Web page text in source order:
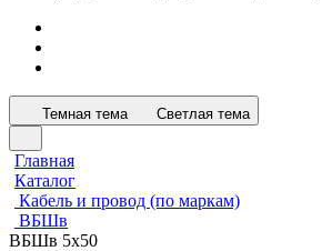
Темная тема Светлая тема
Главная
Каталог
Кабель и провод (по маркам)
ВБШв
ВБШв 5х50